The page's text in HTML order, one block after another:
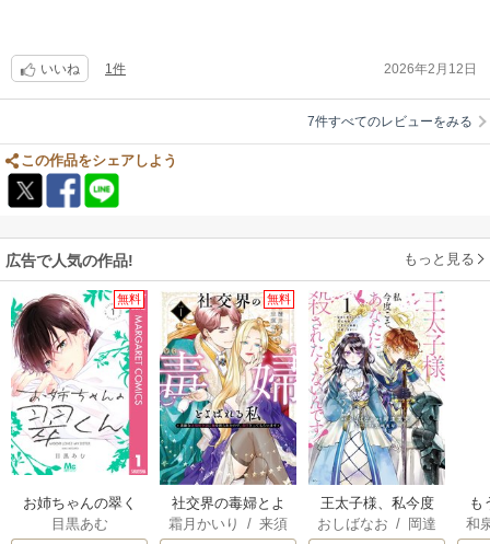
いいね 1件 2026年2月12日
7件すべてのレビューをみる
この作品をシェアしよう
広告で人気の作品! もっと見る
無料
お姉ちゃんの翠く
ん
目黒あむ
無料
社交界の毒婦とよ
ばれる私～素敵な
霜月かいり /来須
王太子様、私今度
こそあなたに殺さ
おしばなお / 岡達
も
離
和